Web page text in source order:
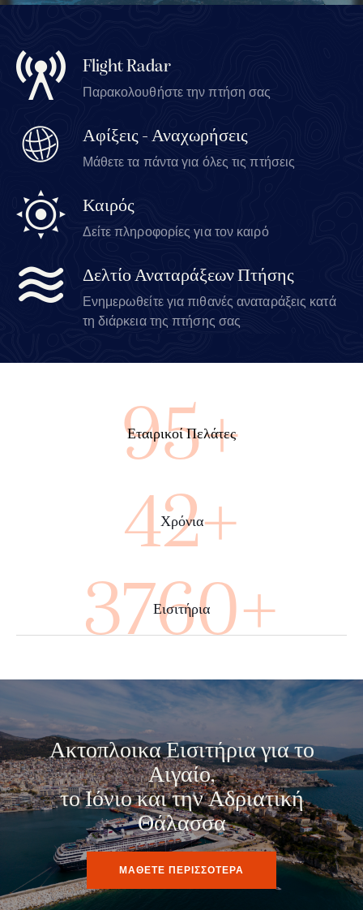
Flight Radar
Παρακολουθήστε την πτήση σας
Αφίξεις - Αναχωρήσεις
Μάθετε τα πάντα για όλες τις πτήσεις
Καιρός
Δείτε πληροφορίες για τον καιρό
Δελτίο Αναταράξεων Πτήσης
Ενημερωθείτε για πιθανές αναταράξεις κατά
τη διάρκεια της πτήσης σας
100+
Εταιρικοί Πελάτες
45+
Χρόνια
4000+
Εισιτήρια
Ακτοπλοικα Εισιτήρια για το
Αιγαίο,
το Ιόνιο και την Αδριατική
Θάλασσα
ΜΑΘΕΤΕ ΠΕΡΙΣΣΟΤΕΡΑ